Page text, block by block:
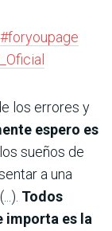
#foryoupage
los errores y
espero es
sueños de
a una
Todos
importa es la